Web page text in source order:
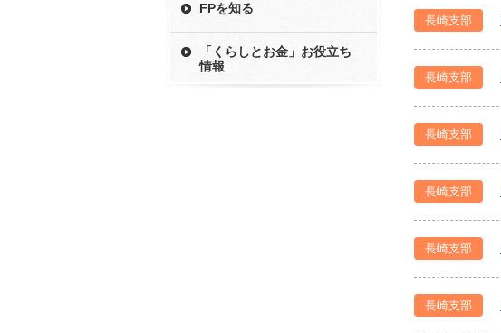
FPを知る
「くらしとお金」お役立ち
情報
長崎支部
長崎支部
長崎支部
長崎支部
長崎支部
長崎支部